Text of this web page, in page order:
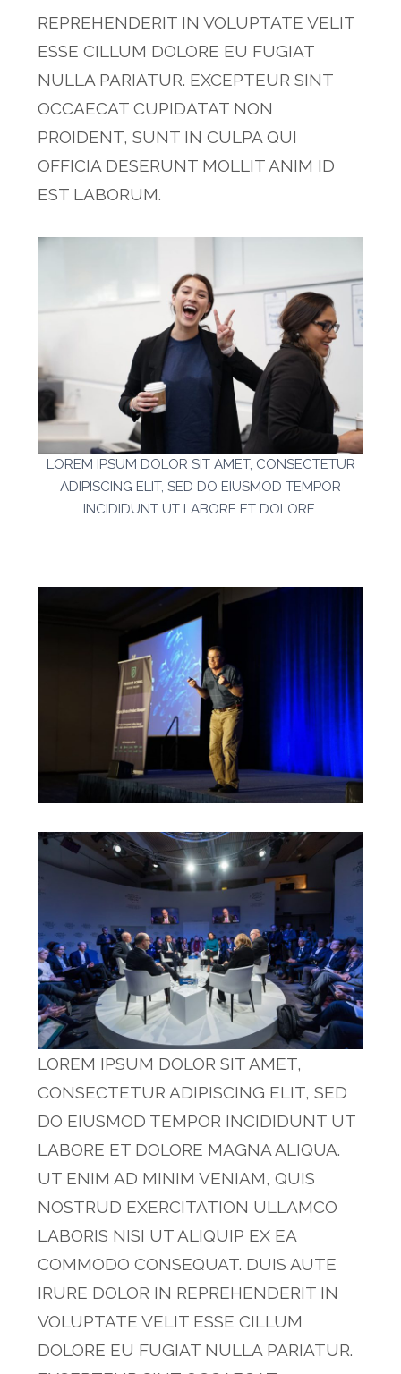
REPREHENDERIT IN VOLUPTATE VELIT
ESSE CILLUM DOLORE EU FUGIAT
NULLA PARIATUR. EXCEPTEUR SINT
OCCAECAT CUPIDATAT NON
PROIDENT, SUNT IN CULPA QUI
OFFICIA DESERUNT MOLLIT ANIM ID
EST LABORUM.
LOREM IPSUM DOLOR SIT AMET, CONSECTETUR
ADIPISCING ELIT, SED DO EIUSMOD TEMPOR
INCIDIDUNT UT LABORE ET DOLORE.
LOREM IPSUM DOLOR SIT AMET,
CONSECTETUR ADIPISCING ELIT, SED
DO EIUSMOD TEMPOR INCIDIDUNT UT
LABORE ET DOLORE MAGNA ALIQUA.
UT ENIM AD MINIM VENIAM, QUIS
NOSTRUD EXERCITATION ULLAMCO
LABORIS NISI UT ALIQUIP EX EA
COMMODO CONSEQUAT. DUIS AUTE
IRURE DOLOR IN REPREHENDERIT IN
VOLUPTATE VELIT ESSE CILLUM
DOLORE EU FUGIAT NULLA PARIATUR.